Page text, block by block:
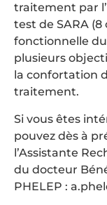
traitement par
test de SARA
fonctionnelle
plusieurs
la confortation
traitement.
Si vous êtes
pouvez dès à
l’Assistante
du docteur
PHELEP :